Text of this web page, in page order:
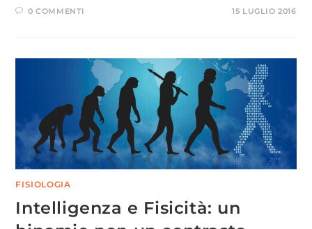
0 COMMENTI 15 LUGLIO 2016
FISIOLOGIA
Intelligenza e Fisicità: un